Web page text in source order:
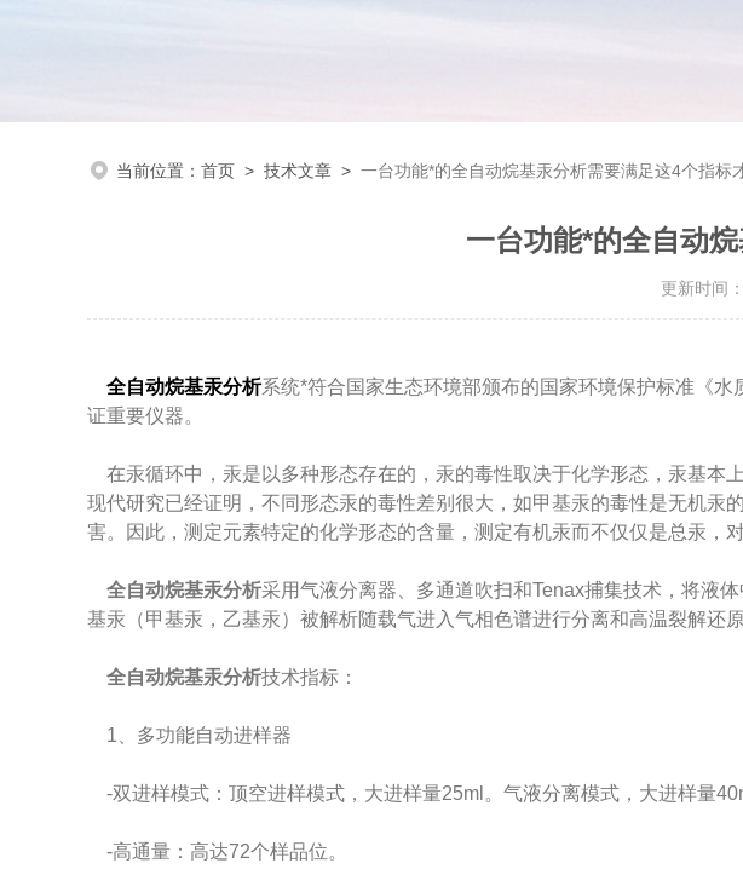
当前位置： 首页 > 技术文章 > 一台功能*的全自动烷基汞分析需要满足这4个指标
一台功能*的全自动
更新时间
全自动烷基汞分析系统*符合国家生态环境部颁布的国家环境保护标准《
证重要仪器。
在汞循环中，汞是以多种形态存在的，汞的毒性取决于化学形态，汞基本
现代研究已经证明，不同形态汞的毒性差别很大，如甲基汞的毒性是无机
害。因此，测定元素特定的化学形态的含量，测定有机汞而不仅仅是总汞，
全自动烷基汞分析采用气液分离器、多通道吹扫和Tenax捕集技术，将液
基汞（甲基汞，乙基汞）被解析随载气进入气相色谱进行分离和高温裂解还
全自动烷基汞分析技术指标：
1、多功能自动进样器
-双进样模式：顶空进样模式，大进样量25ml。气液分离模式，大进样量
-高通量：高达72个样品位。